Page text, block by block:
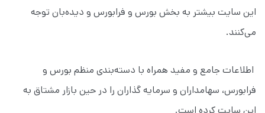
این سایت بیشتر به بخش بورس و فرابورس و دیده‌بان توجه
می‌کنند.
اطلاعات جامع و مفید همراه با دسته‌بندی منظم بورس و
فرابورس، سهامداران و سرمایه‌ گذاران را در حین بازار مشتاق به